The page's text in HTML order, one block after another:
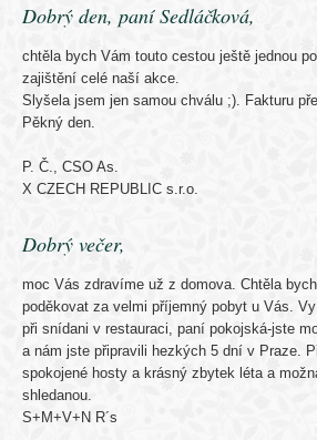
Dobrý den, paní Sedláčková,
chtěla bych Vám touto cestou ještě jednou
zajištění celé naší akce.
Slyšela jsem jen samou chválu ;). Fakturu
Pěkný den.
P. Č., CSO As.
X CZECH REPUBLIC s.r.o.
Dobrý večer,
moc Vás zdravíme už z domova. Chtěla
poděkovat za velmi příjemný pobyt u Vás.
při snídani v restauraci, paní pokojská-jste
a nám jste připravili hezkých 5 dní v Praze.
spokojené hosty a krásný zbytek léta a
shledanou.
S+M+V+N R´s